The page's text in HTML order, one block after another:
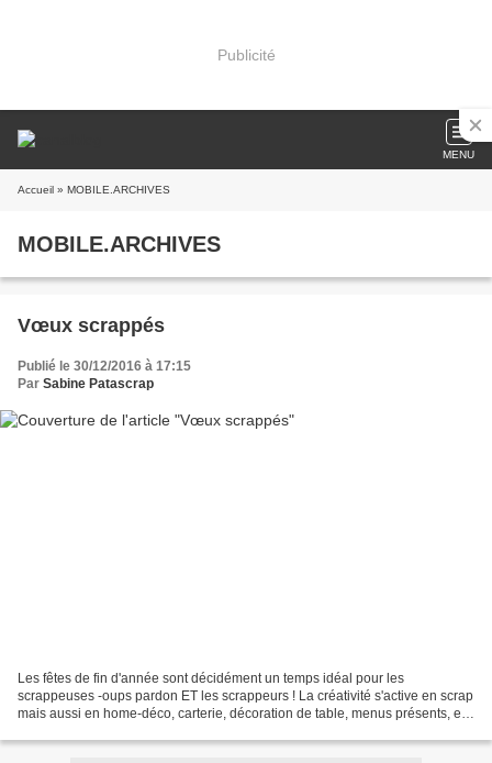
Publicité
MENU
Accueil » MOBILE.ARCHIVES
MOBILE.ARCHIVES
Vœux scrappés
Publié le 30/12/2016 à 17:15
Par Sabine Patascrap
Les fêtes de fin d'année sont décidément un temps idéal pour les
scrappeuses -oups pardon ET les scrappeurs ! La créativité s'active en scrap
mais aussi en home-déco, carterie, décoration de table, menus présents, etc,